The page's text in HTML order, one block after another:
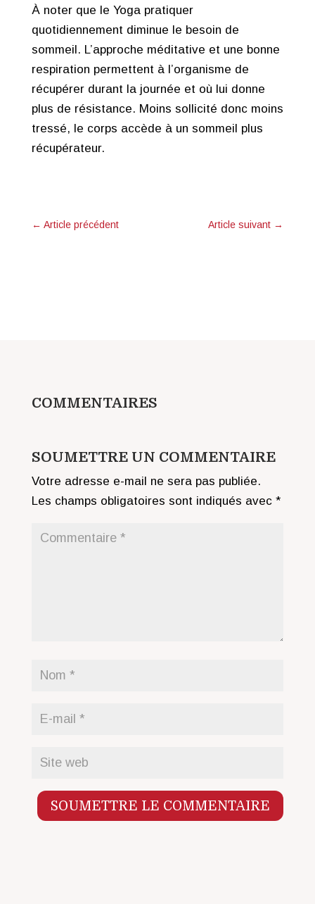
À noter que le Yoga pratiquer
quotidiennement diminue le besoin de
sommeil. L’approche méditative et une bonne
respiration permettent à l’organisme de
récupérer durant la journée et où lui donne
plus de résistance. Moins sollicité donc moins
tressé, le corps accède à un sommeil plus
récupérateur.
← Article précédent Article suivant →
COMMENTAIRES
SOUMETTRE UN COMMENTAIRE
Votre adresse e-mail ne sera pas publiée.
Les champs obligatoires sont indiqués avec *
SOUMETTRE LE COMMENTAIRE